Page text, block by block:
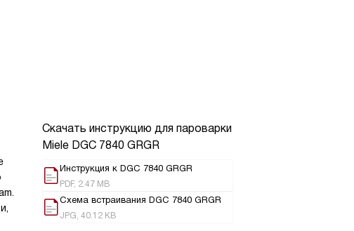
Скачать инструкцию для пароварки
Miele DGC 7840 GRGR
Инструкция к DGC 7840 GRGR
PDF, 2.47 MB
Схема встраивания DGC 7840 GRGR
JPG, 40.12 KB